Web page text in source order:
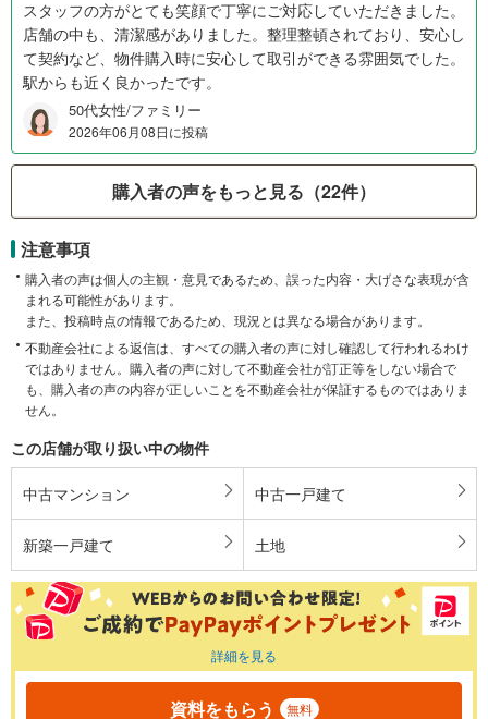
スタッフの方がとても笑顔で丁寧にご対応していただきました。
店舗の中も、清潔感がありました。整理整頓されており、安心し
て契約など、物件購入時に安心して取引ができる雰囲気でした。
駅からも近く良かったです。
50代女性/ファミリー
2026年06月08日に投稿
購入者の声をもっと見る（22件）
注意事項
購入者の声は個人の主観・意見であるため、誤った内容・大げさな表現が含
まれる可能性があります。
また、投稿時点の情報であるため、現況とは異なる場合があります。
不動産会社による返信は、すべての購入者の声に対し確認して行われるわけ
ではありません。購入者の声に対して不動産会社が訂正等をしない場合で
も、購入者の声の内容が正しいことを不動産会社が保証するものではありま
せん。
この店舗が取り扱い中の物件
中古マンション 中古一戸建て
新築一戸建て 土地
詳細を見る
資料をもらう 無料